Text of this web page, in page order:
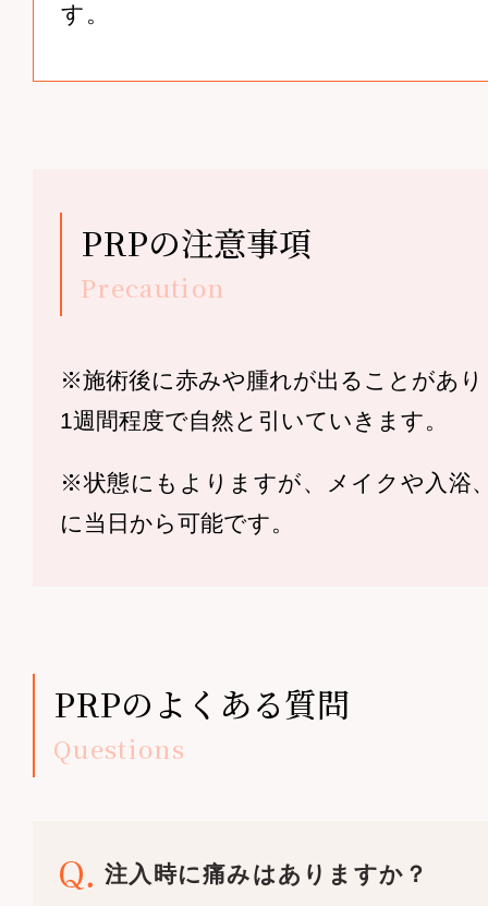
す。
PRPの注意事項
Precaution
※施術後に赤みや腫れが出ることがあ
1週間程度で自然と引いていきます。
※状態にもよりますが、メイクや入浴
に当日から可能です。
PRPのよくある質問
Questions
注入時に痛みはありますか？